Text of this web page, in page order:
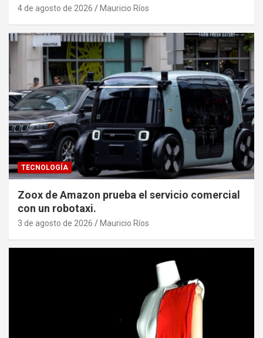
4 de agosto de 2026 Mauricio Ríos
TECNOLOGÍA
Zoox de Amazon prueba el servicio comercial
con un robotaxi.
3 de agosto de 2026 Mauricio Ríos